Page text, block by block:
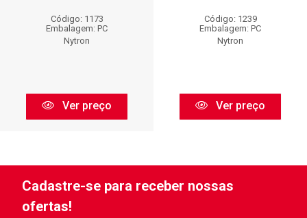
Código: 1173
Embalagem: PC
Nytron
Ver preço
Código: 1239
Embalagem: PC
Nytron
Ver preço
Cadastre-se para receber nossas
ofertas!